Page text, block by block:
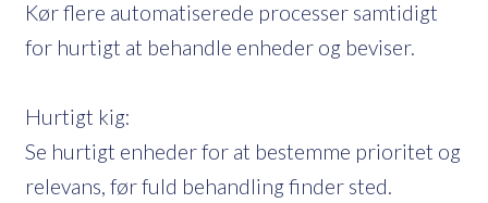
Kør flere automatiserede processer samtidigt
for hurtigt at behandle enheder og beviser.
Hurtigt kig:
Se hurtigt enheder for at bestemme prioritet og
relevans, før fuld behandling finder sted.